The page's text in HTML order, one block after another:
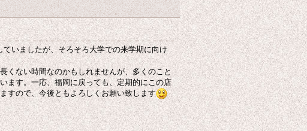
いましたが、そろそろ大学での来学期に向け
くない時間なのかもしれませんが、多くのこと
ます。一応、福岡に戻っても、定期的にこの店
すので、今後ともよろしくお願い致します